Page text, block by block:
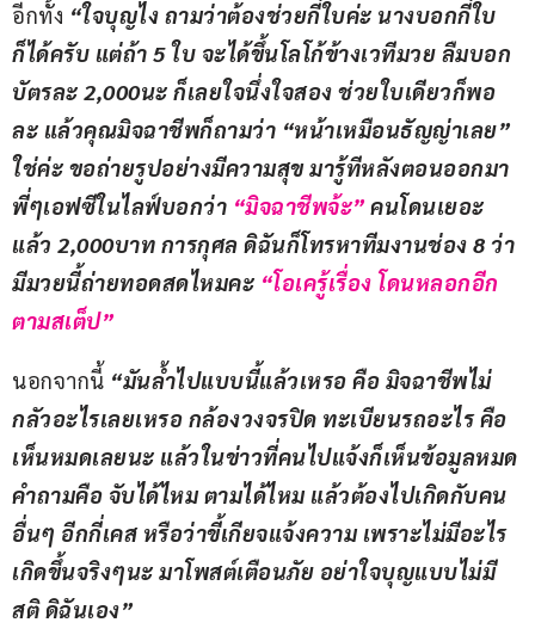
อีกทั้ง “ใจบุญไง ถามว่าต้องช่วยกี่ใบค่ะ นางบอกกี่ใบ
ก็ได้ครับ แต่ถ้า 5 ใบ จะได้ขึ้นโลโก้ข้างเวทีมวย ลืมบอก
บัตรละ 2,000นะ ก็เลยใจนึ่งใจสอง ช่วยใบเดียวก็พอ
ละ แล้วคุณมิจฉาชีพก็ถามว่า “หน้าเหมือนธัญญ่าเลย”
ใช่ค่ะ ขอถ่ายรูปอย่างมีความสุข มารู้ทีหลังตอนออกมา
พี่ๆเอฟซีในไลฟ์บอกว่า “มิจฉาชีพจ้ะ” คนโดนเยอะ
แล้ว 2,000บาท การกุศล ดิฉันก็โทรหาทีมงานช่อง 8 ว่า
มีมวยนี้ถ่ายทอดสดไหมคะ “โอเครู้เรื่อง โดนหลอกอีก
ตามสเต็ป”
นอกจากนี้ “มันล้ำไปแบบนี้แล้วเหรอ คือ มิจฉาชีพไม่
กลัวอะไรเลยเหรอ กล้องวงจรปิด ทะเบียนรถอะไร คือ
เห็นหมดเลยนะ แล้วในข่าวที่คนไปแจ้งก็เห็นข้อมูลหมด
คำถามคือ จับได้ไหม ตามได้ไหม แล้วต้องไปเกิดกับคน
อื่นๆ อีกกี่เคส หรือว่าขี้เกียจแจ้งความ เพราะไม่มีอะไร
เกิดขึ้นจริงๆนะ มาโพสต์เตือนภัย อย่าใจบุญแบบไม่มี
สติ ดิฉันเอง”